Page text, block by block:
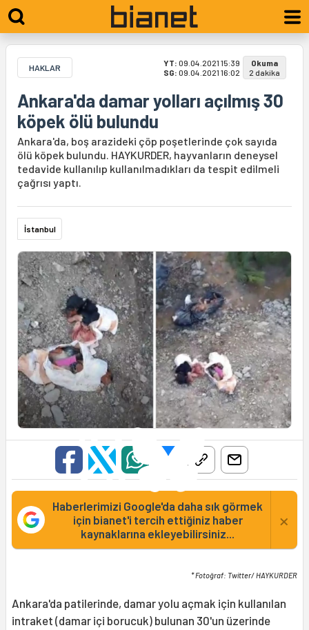
HAKLAR YT: 09.04.2021 15:39
SG: 09.04.2021 16:02
Okuma
2 dakika
Ankara'da damar yolları açılmış 30
köpek ölü bulundu
Ankara'da, boş arazideki çöp poşetlerinde çok sayıda
ölü köpek bulundu. HAYKURDER, hayvanların deneysel
tedavide kullanılıp kullanılmadıkları da tespit edilmeli
çağrısı yaptı.
İstanbul
Haberlerimizi Google'da daha sık görmek
için bianet'i tercih ettiğiniz haber
kaynaklarına ekleyebilirsiniz...
×
* Fotoğraf: Twitter/ HAYKURDER
Ankara'da patilerinde, damar yolu açmak için kullanılan
intraket (damar içi borucuk) bulunan 30'un üzerinde